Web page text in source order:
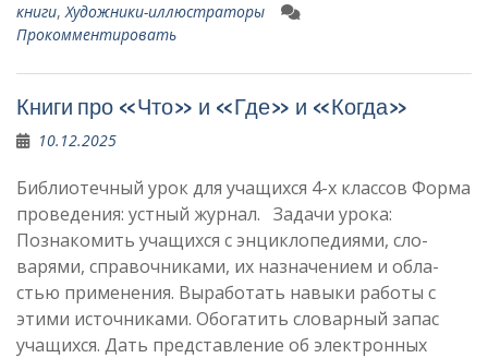
книги,Художники-иллюстраторы
Прокомментировать
Книги про «Что» и «Где» и «Когда»
10.12.2025
Библиотечный урок для учащихся 4-х классов Форма
проведения: устный журнал. Задачи урока:
Познакомить учащихся с энциклопедиями, сло­
варями, справочниками, их назначением и обла­
стью применения. Выработать навыки работы с
этими источниками. Обогатить словарный запас
учащихся. Дать представление об электронных